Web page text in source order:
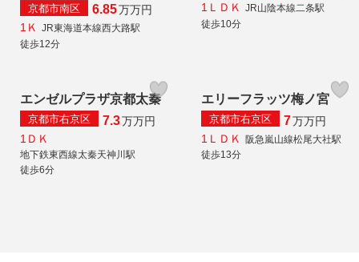
京都市南区 6.85万万円
1Ｋ JR東海道本線西大路駅
徒歩12分
1ＬＤＫ JR山陰本線二条駅
徒歩10分
エンゼルプラザ京都太秦
京都市右京区 7.3万万円
1ＤＫ
地下鉄東西線太秦天神川駅
徒歩6分
エリーフラッツ梅ノ宮
京都市右京区 7万万円
1ＬＤＫ
阪急嵐山線松尾大社駅
徒歩13分